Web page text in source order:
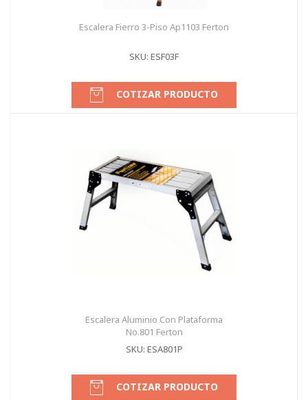
Escalera Fierro 3-Piso Ap1103 Ferton
SKU: ESF03F
COTIZAR PRODUCTO
Escalera Aluminio Con Plataforma
No.801 Ferton
SKU: ESA801P
COTIZAR PRODUCTO